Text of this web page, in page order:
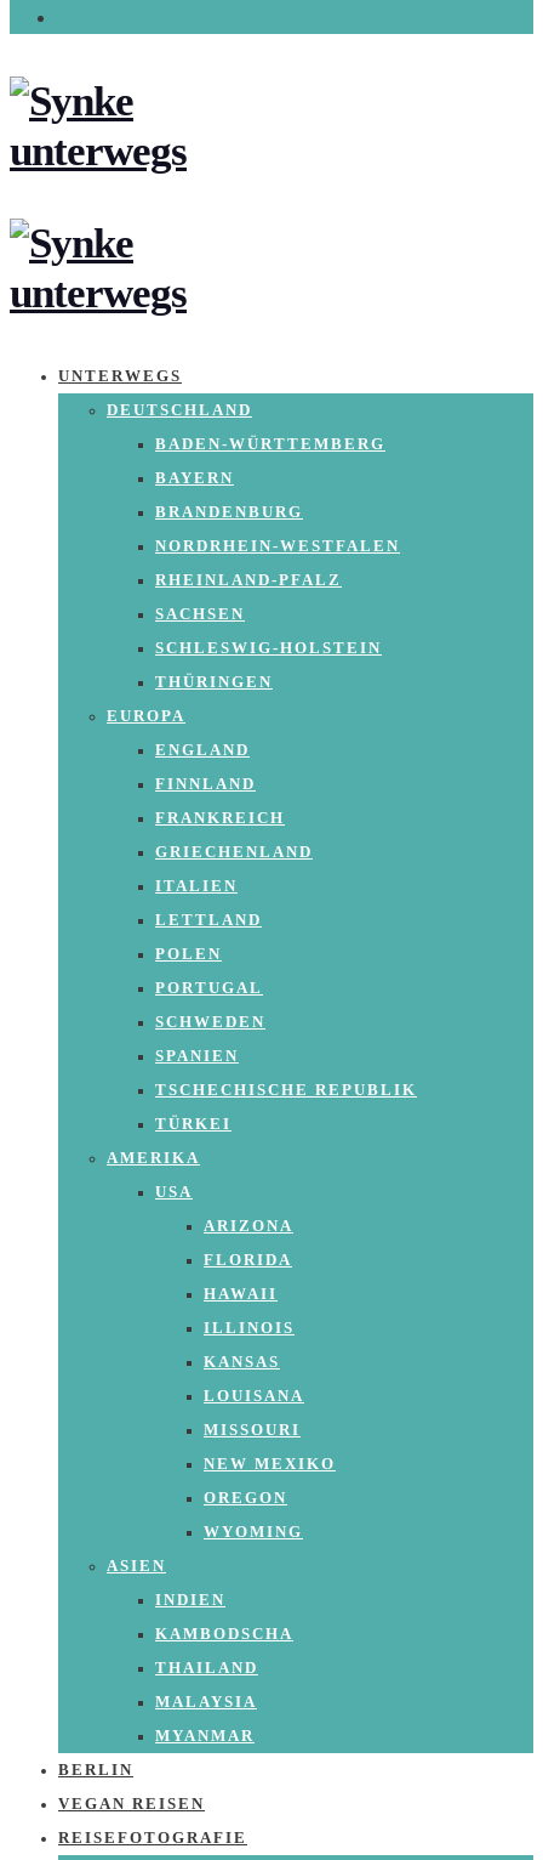
UNTERWEGS
DEUTSCHLAND
BADEN-WÜRTTEMBERG
BAYERN
BRANDENBURG
NORDRHEIN-WESTFALEN
RHEINLAND-PFALZ
SACHSEN
SCHLESWIG-HOLSTEIN
THÜRINGEN
EUROPA
ENGLAND
FINNLAND
FRANKREICH
GRIECHENLAND
ITALIEN
LETTLAND
POLEN
PORTUGAL
SCHWEDEN
SPANIEN
TSCHECHISCHE REPUBLIK
TÜRKEI
AMERIKA
USA
ARIZONA
FLORIDA
HAWAII
ILLINOIS
KANSAS
LOUISANA
MISSOURI
NEW MEXIKO
OREGON
WYOMING
ASIEN
INDIEN
KAMBODSCHA
THAILAND
MALAYSIA
MYANMAR
BERLIN
VEGAN REISEN
REISEFOTOGRAFIE